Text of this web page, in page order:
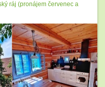
ráj (pronájem červenec a